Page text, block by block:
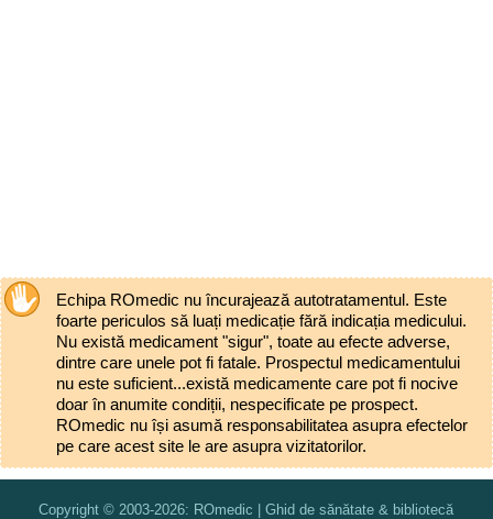
Echipa ROmedic nu încurajează autotratamentul. Este
foarte periculos să luați medicație fără indicația medicului.
Nu există medicament "sigur", toate au efecte adverse,
dintre care unele pot fi fatale. Prospectul medicamentului
nu este suficient...există medicamente care pot fi nocive
doar în anumite condiții, nespecificate pe prospect.
ROmedic nu își asumă responsabilitatea asupra efectelor
pe care acest site le are asupra vizitatorilor.
Copyright © 2003-2026: ROmedic | Ghid de sănătate & bibliotecă